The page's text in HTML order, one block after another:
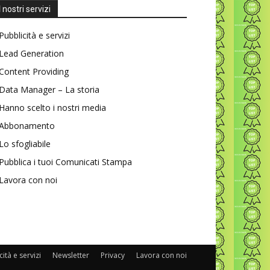
I nostri servizi
Pubblicità e servizi
Lead Generation
Providing
Data Manager – La storia
Hanno scelto i nostri media
Lo sfogliabile
Pubblica i tuoi Comunicati Stampa
Lavora con noi
e servizi Newsletter Privacy Lavora con noi